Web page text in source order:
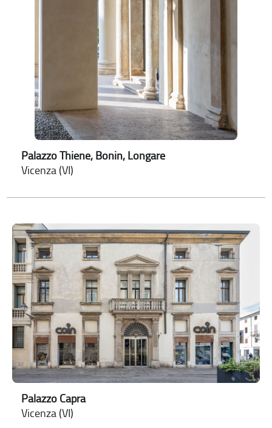
Palazzo Thiene, Bonin, Longare
Vicenza (VI)
Palazzo Capra
Vicenza (VI)